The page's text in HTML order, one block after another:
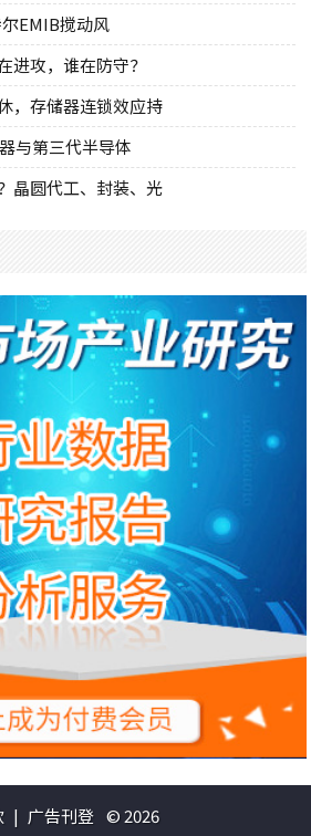
EMIB搅动风
进攻，谁在防守？
，存储器连锁效应持
与第三代半导体
晶圆代工、封装、光
| 广告刊登 © 2026